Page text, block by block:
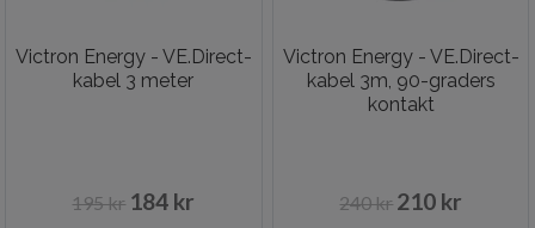
Victron Energy - VE.Direct-
kabel 3 meter
195 kr 184 kr
Victron Energy - VE.Direct-
kabel 3m, 90-graders
kontakt
240 kr 210 kr